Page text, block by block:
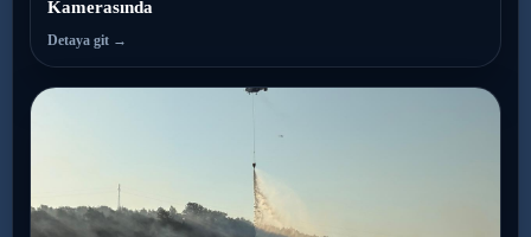
Kamerasında
Detaya git →